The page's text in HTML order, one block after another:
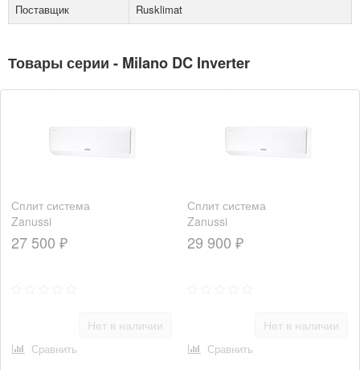
Поставщик Rusklimat
Товары серии - Milano DC Inverter
Сплит система
Zanussi
ZACS/I-07
HM/A23/N1
27 500 ₽
Нет в наличии
Сравнить
Сплит система
Zanussi
ZACS/I-09
HM/A23/N1
29 900 ₽
Нет в наличии
Сравнить